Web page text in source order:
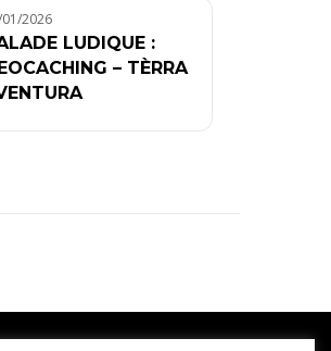
2026
LUDIQUE :
– TÈRRA